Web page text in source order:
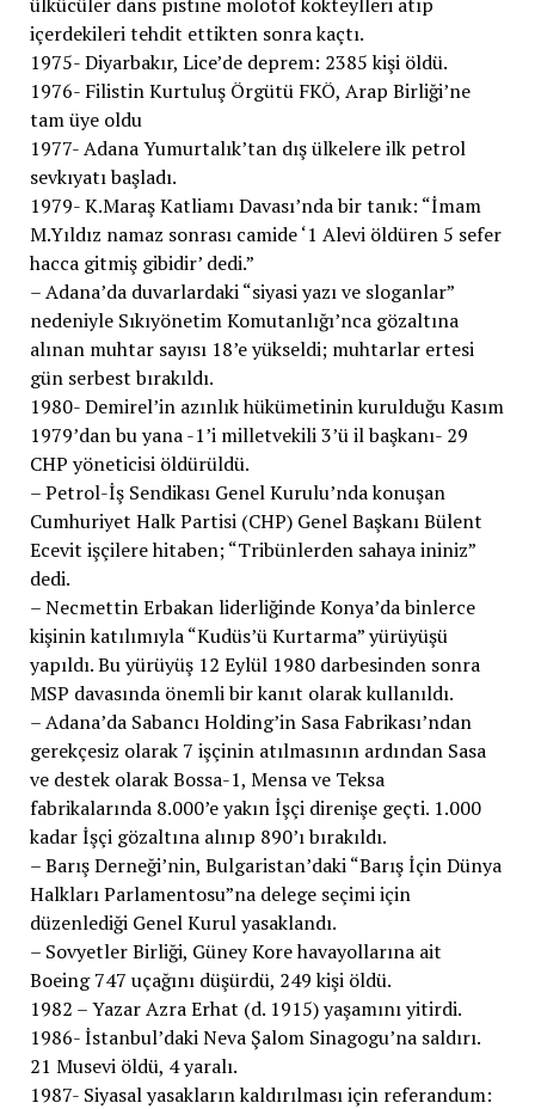
içerdekileri tehdit ettikten sonra kaçtı.
1975- Diyarbakır, Lice’de deprem: 2385 kişi öldü.
1976- Filistin Kurtuluş Örgütü FKÖ, Arap Birliği’ne
tam üye oldu
1977- Adana Yumurtalık’tan dış ülkelere ilk petrol
sevkıyatı başladı.
1979- K.Maraş Katliamı Davası’nda bir tanık: “İmam
M.Yıldız namaz sonrası camide ‘1 Alevi öldüren 5 sefer
hacca gitmiş gibidir’ dedi.”
– Adana’da duvarlardaki “siyasi yazı ve sloganlar”
nedeniyle Sıkıyönetim Komutanlığı’nca gözaltına
alınan muhtar sayısı 18’e yükseldi; muhtarlar ertesi
gün serbest bırakıldı.
1980- Demirel’in azınlık hükümetinin kurulduğu Kasım
1979’dan bu yana -1’i milletvekili 3’ü il başkanı- 29
CHP yöneticisi öldürüldü.
– Petrol-İş Sendikası Genel Kurulu’nda konuşan
Cumhuriyet Halk Partisi (CHP) Genel Başkanı Bülent
Ecevit işçilere hitaben; “Tribünlerden sahaya ininiz”
dedi.
– Necmettin Erbakan liderliğinde Konya’da binlerce
kişinin katılımıyla “Kudüs’ü Kurtarma” yürüyüşü
yapıldı. Bu yürüyüş 12 Eylül 1980 darbesinden sonra
MSP davasında önemli bir kanıt olarak kullanıldı.
– Adana’da Sabancı Holding’in Sasa Fabrikası’ndan
gerekçesiz olarak 7 işçinin atılmasının ardından Sasa
ve destek olarak Bossa-1, Mensa ve Teksa
fabrikalarında 8.000’e yakın İşçi direnişe geçti. 1.000
kadar İşçi gözaltına alınıp 890’ı bırakıldı.
– Barış Derneği’nin, Bulgaristan’daki “Barış İçin Dünya
Halkları Parlamentosu”na delege seçimi için
düzenlediği Genel Kurul yasaklandı.
– Sovyetler Birliği, Güney Kore havayollarına ait
Boeing 747 uçağını düşürdü, 249 kişi öldü.
1982 – Yazar Azra Erhat (d. 1915) yaşamını yitirdi.
1986- İstanbul’daki Neva Şalom Sinagogu’na saldırı.
21 Musevi öldü, 4 yaralı.
1987- Siyasal yasakların kaldırılması için referandum: